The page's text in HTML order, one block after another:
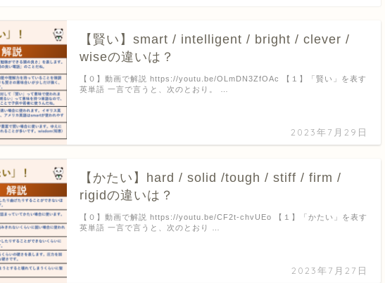
【賢い】smart / intelligent / bright / clever /
wiseの違いは？
2023年7月29日
【０】動画で解説 https://youtu.be/OLmDN3ZfOAc 【１】「賢い」を表す
英単語 一言で言うと、次のとおり。 …
【かたい】hard / solid /tough / stiff / firm /
rigidの違いは？
2023年7月27日
【０】動画で解説 https://youtu.be/CF2t-chvUEo 【１】「かたい」を表す
英単語 一言で言うと、次のとおり …